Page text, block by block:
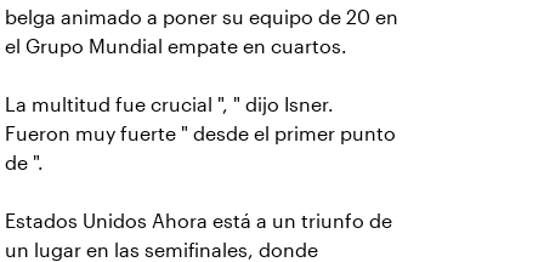
belga animado a poner su equipo de 20 en
el Grupo Mundial empate en cuartos.
La multitud fue crucial ", " dijo Isner.
Fueron muy fuerte " desde el primer punto
de ".
Estados Unidos Ahora está a un triunfo de
un lugar en las semifinales, donde